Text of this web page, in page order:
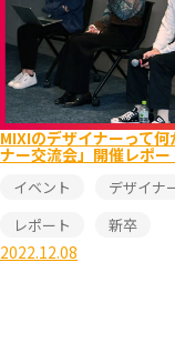
MIXIのデザイナーって
ナー交流会」開催レポー
イベント デザイナ
レポート
新卒
2022.12.08